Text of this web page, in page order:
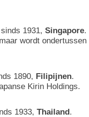
1931, Singapore.
wordt
1890, Filipijnen.
Kirin Holdings.
1933, Thailand.